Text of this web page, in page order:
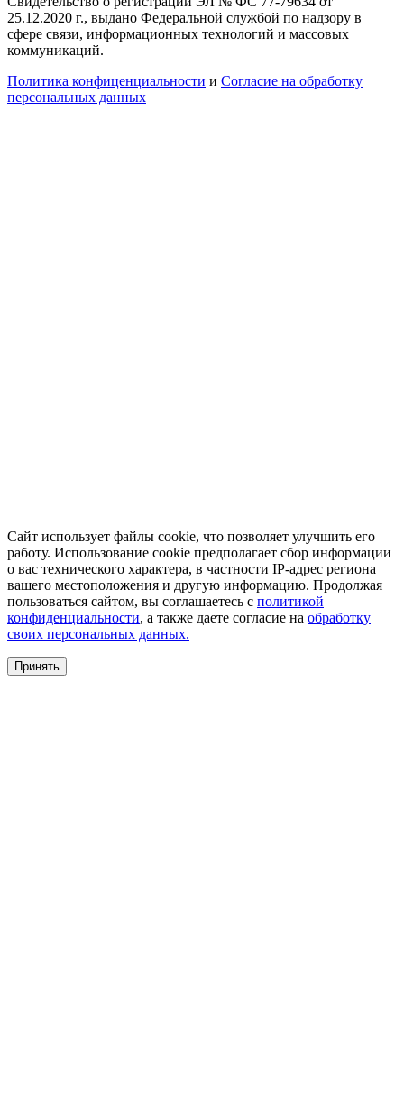
25.12.2020 г., выдано Федеральной службой по надзору в
сфере связи, информационных технологий и массовых
коммуникаций.
Политика конфиценциальности и Согласие на обработку
персональных данных
Сайт использует файлы cookie, что позволяет улучшить его
работу. Использование cookie предполагает сбор информации
о вас технического характера, в частности IP-адрес региона
вашего местоположения и другую информацию. Продолжая
пользоваться сайтом, вы соглашаетесь с политикой
конфиденциальности, а также даете согласие на обработку
своих персональных данных.
Принять